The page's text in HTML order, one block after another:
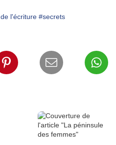
l'écriture #secrets